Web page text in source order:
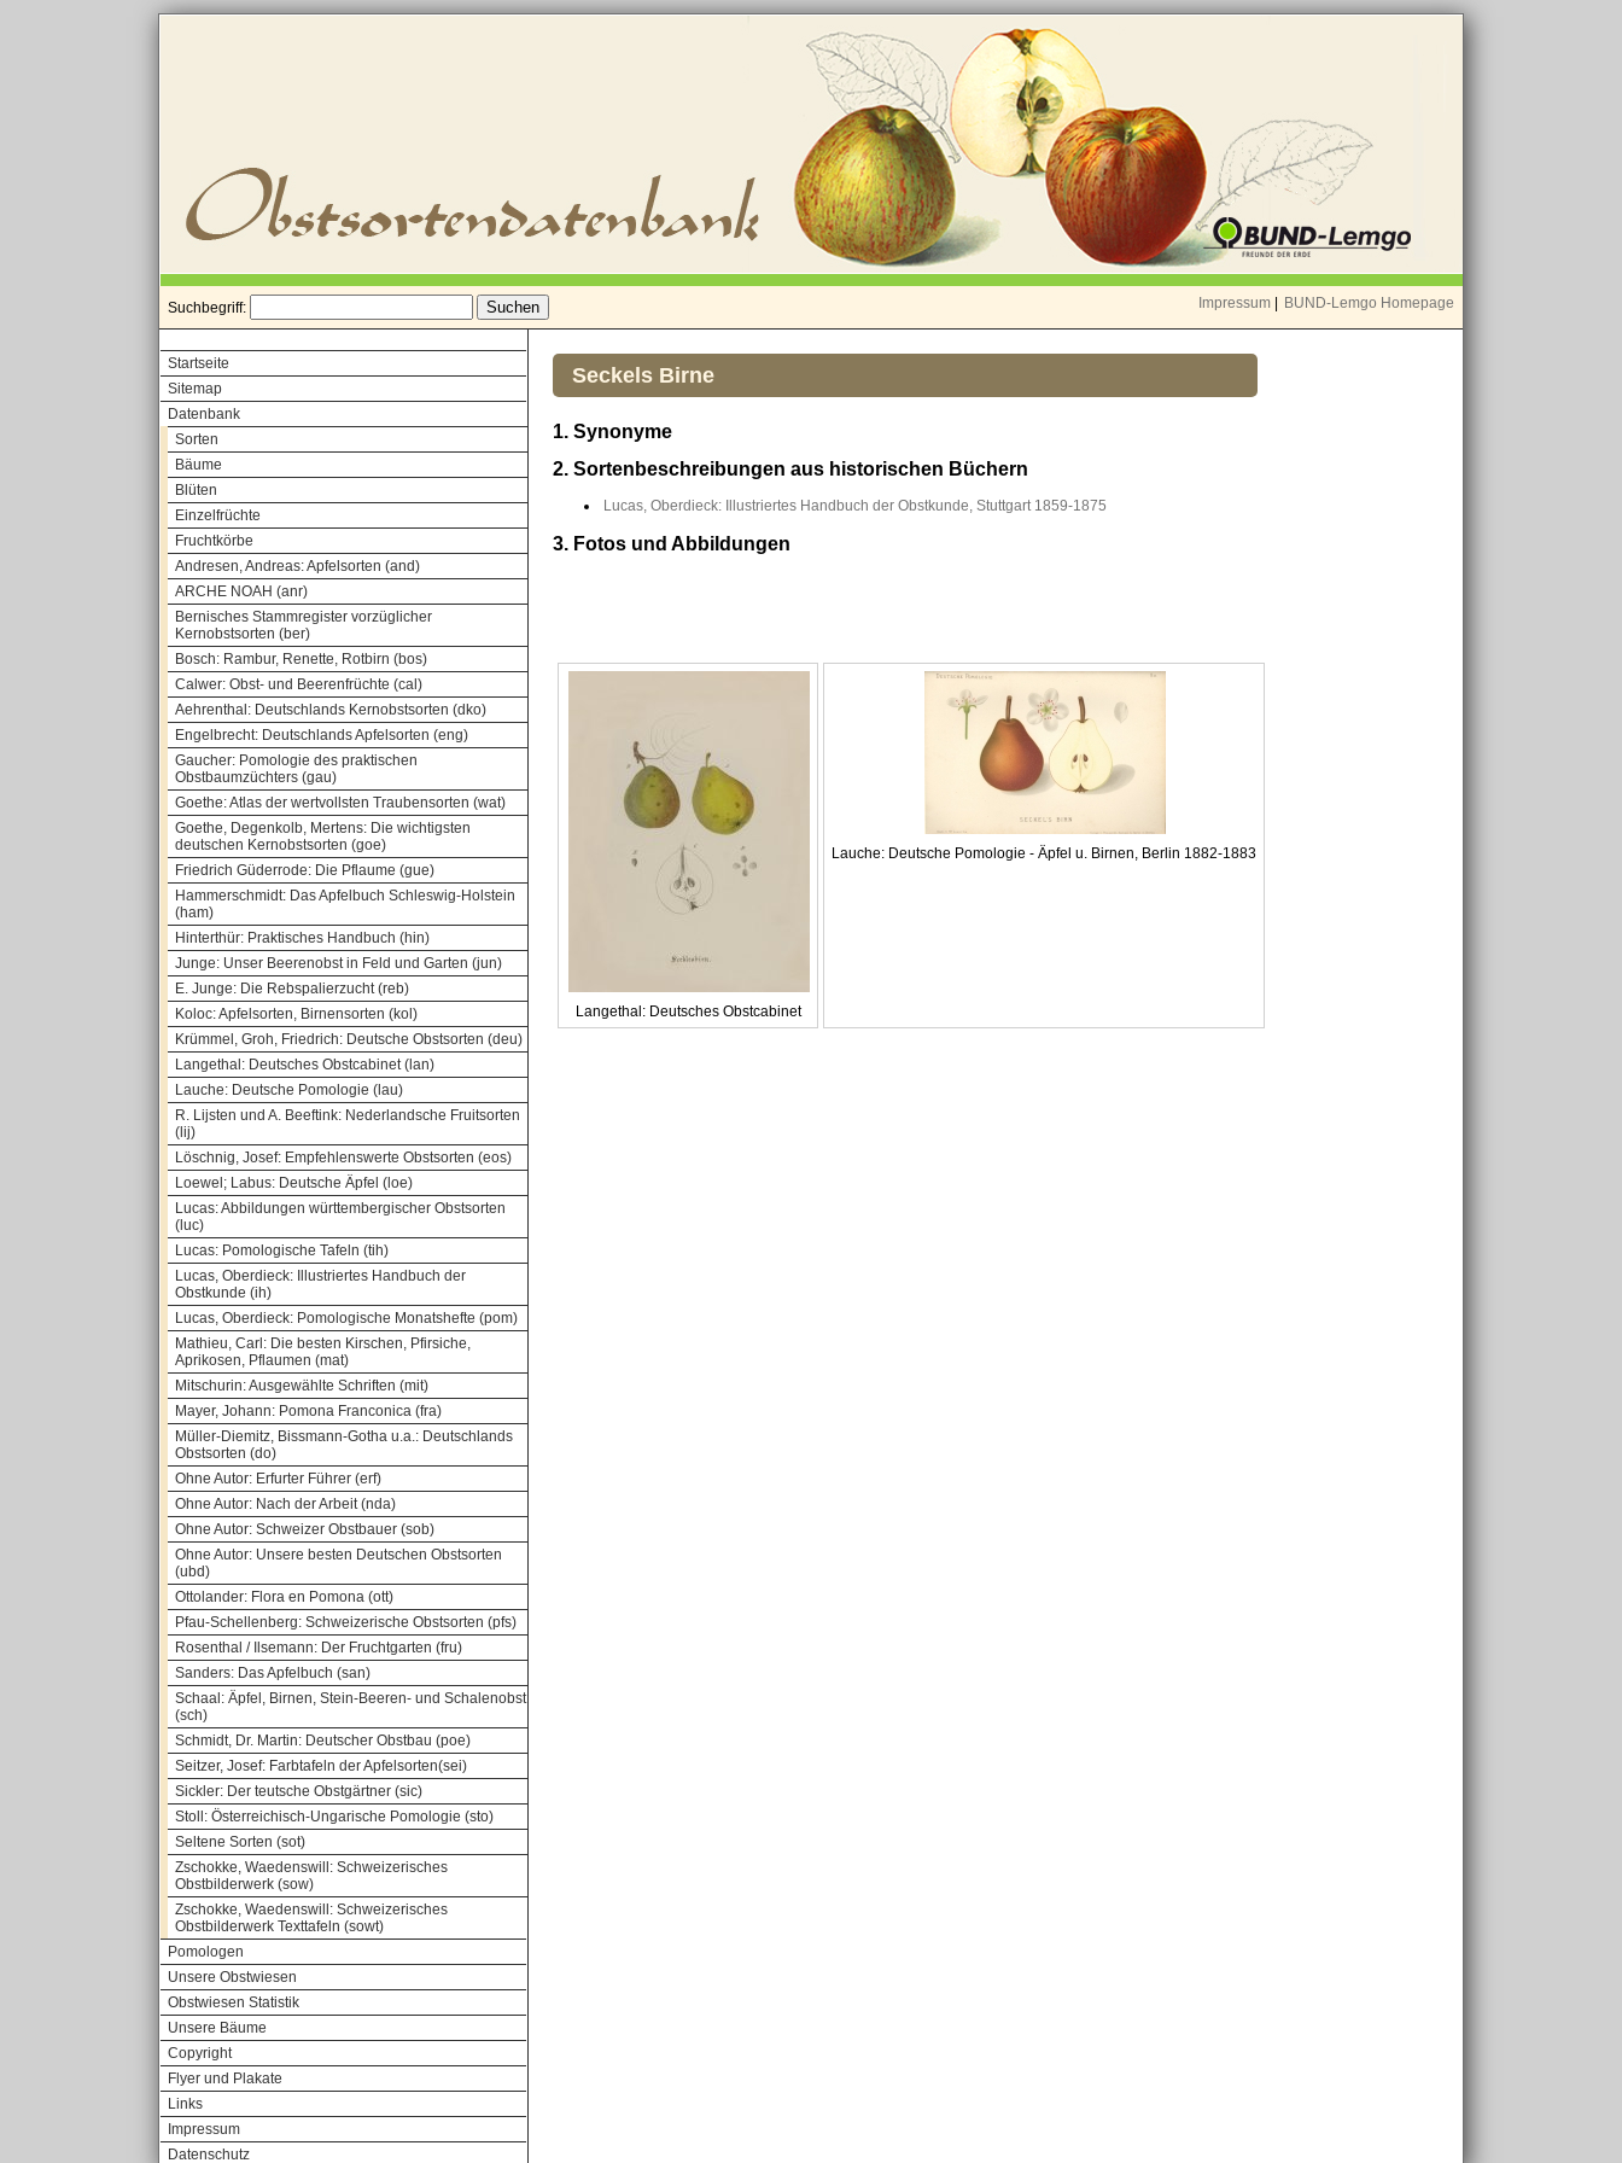
Suchbegriff: Impressum BUND-Lemgo Homepage
Startseite
Sitemap
Datenbank
Sorten
Bäume
Blüten
Einzelfrüchte
Fruchtkörbe
Andresen, Andreas: Apfelsorten (and)
ARCHE NOAH (anr)
Bernisches Stammregister vorzüglicher
Kernobstsorten (ber)
Bosch: Rambur, Renette, Rotbirn (bos)
Calwer: Obst- und Beerenfrüchte (cal)
Aehrenthal: Deutschlands Kernobstsorten (dko)
Engelbrecht: Deutschlands Apfelsorten (eng)
Gaucher: Pomologie des praktischen
Obstbaumzüchters (gau)
Goethe: Atlas der wertvollsten Traubensorten (wat)
Goethe, Degenkolb, Mertens: Die wichtigsten
deutschen Kernobstsorten (goe)
Friedrich Güderrode: Die Pflaume (gue)
Hammerschmidt: Das Apfelbuch Schleswig-Holstein
(ham)
Hinterthür: Praktisches Handbuch (hin)
Junge: Unser Beerenobst in Feld und Garten (jun)
E. Junge: Die Rebspalierzucht (reb)
Koloc: Apfelsorten, Birnensorten (kol)
Krümmel, Groh, Friedrich: Deutsche Obstsorten (deu)
Langethal: Deutsches Obstcabinet (lan)
Lauche: Deutsche Pomologie (lau)
R. Lijsten und A. Beeftink: Nederlandsche Fruitsorten
(lij)
Löschnig, Josef: Empfehlenswerte Obstsorten (eos)
Loewel; Labus: Deutsche Äpfel (loe)
Lucas: Abbildungen württembergischer Obstsorten
(luc)
Lucas: Pomologische Tafeln (tih)
Lucas, Oberdieck: Illustriertes Handbuch der
Obstkunde (ih)
Lucas, Oberdieck: Pomologische Monatshefte (pom)
Mathieu, Carl: Die besten Kirschen, Pfirsiche,
Aprikosen, Pflaumen (mat)
Mitschurin: Ausgewählte Schriften (mit)
Mayer, Johann: Pomona Franconica (fra)
Müller-Diemitz, Bissmann-Gotha u.a.: Deutschlands
Obstsorten (do)
Ohne Autor: Erfurter Führer (erf)
Ohne Autor: Nach der Arbeit (nda)
Ohne Autor: Schweizer Obstbauer (sob)
Ohne Autor: Unsere besten Deutschen Obstsorten
(ubd)
Ottolander: Flora en Pomona (ott)
Pfau-Schellenberg: Schweizerische Obstsorten (pfs)
Rosenthal / Ilsemann: Der Fruchtgarten (fru)
Sanders: Das Apfelbuch (san)
Schaal: Äpfel, Birnen, Stein-Beeren- und Schalenobst
(sch)
Schmidt, Dr. Martin: Deutscher Obstbau (poe)
Seitzer, Josef: Farbtafeln der Apfelsorten(sei)
Sickler: Der teutsche Obstgärtner (sic)
Stoll: Österreichisch-Ungarische Pomologie (sto)
Seltene Sorten (sot)
Zschokke, Waedenswill: Schweizerisches
Obstbilderwerk (sow)
Zschokke, Waedenswill: Schweizerisches
Obstbilderwerk Texttafeln (sowt)
Pomologen
Unsere Obstwiesen
Obstwiesen Statistik
Unsere Bäume
Copyright
Flyer und Plakate
Links
Impressum
Datenschutz
Seckels Birne
1. Synonyme
2. Sortenbeschreibungen aus historischen Büchern
Lucas, Oberdieck: Illustriertes Handbuch der Obstkunde, Stuttgart 1859-1875
3. Fotos und Abbildungen
Langethal: Deutsches Obstcabinet
Lauche: Deutsche Pomologie - Äpfel u. Birnen, Berlin 1882-1883